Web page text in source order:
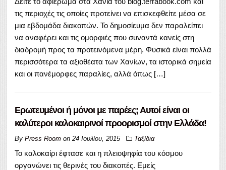
τις περιοχές τις οποίες προτείνει να επισκεφθείτε μέσα σε
μια εβδομάδα διακοπών. Το δημοσίευμα δεν παραλείπει
να αναφέρει και τις ομορφιές που συναντά κανείς στη
διαδρομή προς τα προτεινόμενα μέρη. Φυσικά είναι πολλά
περισσότερα τα αξιοθέατα των Χανίων, τα ιστορικά σημεία
και οι πανέμορφες παραλίες, αλλά όπως […]
Ερωτευμένοι ή μόνοι με παρέες; Αυτοί είναι οι
καλύτεροι καλοκαιρινοί προορισμοί στην Ελλάδα!
By Press Room on 24 Ιουλίου, 2015 Ταξίδια
Το καλοκαίρι έφτασε και η πλειοψηφία του κόσμου
οργανώνει τις θερινές του διακοπές. Εμείς